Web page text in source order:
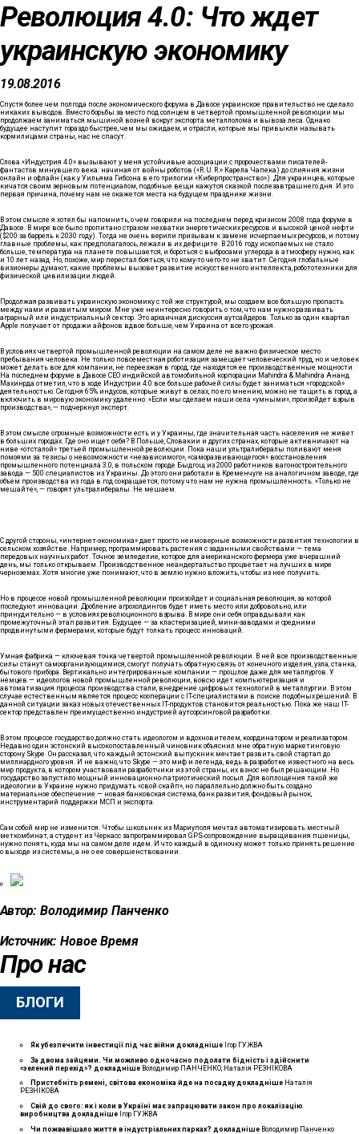
Революция 4.0: Что ждет
украинскую экономику
19.08.2016
Спустя более чем полгода после экономического форума в Давосе украинское правительство не сделало
никаких выводов. Вместо борьбы за место под солнцем в четвертой промышленной революции мы
продолжаем заниматься мышиной возней вокруг экспорта металлолома и вывоза леса. Однако
будущее наступит гораздо быстрее, чем мы ожидаем, и отрасли, которые мы привыкли называть
кормилицами страны, нас не спасут.
Слова «Индустрия 4.0» вызывают у меня устойчивые ассоциации с пророчествами писателей-
фантастов минувшего века: начиная от войны роботов («R. U. R.» Карела Чапека) до слияния жизни
онлайн и офлайн (как у Уильяма Гибсона в его трилогии «Киберпространство»). Для украинцев, которые
кичатся своим зерновым потенциалом, подобные вещи кажутся сказкой послезавтрашнего дня. И это
первая причина, почему нам не окажется места на будущем празднике жизни.
В этом смысле я хотел бы напомнить, о чем говорили на последнем перед кризисом 2008 года форуме в
Давосе. В мире все было пропитано страхом нехватки энергетических ресурсов и высокой ценой нефти
($200 за баррель к 2030 году). Тогда не очень верили призывам к замене исчерпаемых ресурсов, и потому
главные проблемы, как предполагалось, лежали в их дефиците. В 2016 году ископаемых не стало
больше, температура на планете повышается, и бороться с выбросами углерода в атмосферу нужно, как
и 10 лет назад. Но, похоже, мир перестал бояться, что кому-то чего-то не хватит. Сегодня глобальные
визионеры думают, какие проблемы вызовет развитие искусственного интеллекта, робототехники для
физической цивилизации людей.
Продолжая развивать украинскую экономику с той же структурой, мы создаем все большую пропасть
между нами и развитым миром. Мне уже неинтересно говорить о том, что нам нужно развивать
аграрный или индустриальный сектор. Это архаичная дискуссия аутсайдеров. Только за один квартал
Apple получает от продажи айфонов вдвое больше, чем Украина от всего урожая.
В условиях четвертой промышленной революции на самом деле не важно физическое место
пребывания человека. Не только повсеместная роботизация замещает человеческий труд, но и человек
может делать все для компании, не переезжая в город, где находятся ее производственные мощности.
На последнем форуме в Давосе СЕО индийской автомобильной корпорации Mahindra & Mahindra Ананд
Махинрда отметил, что в ходе Индустрии 4.0 все больше рабочей силы будет заниматься «городской»
деятельностью. Сегодня 65% индусов, которые живут в селах, по его мнению, можно не тащить в город, а
включить в мировую экономику удаленно. «Если мы сделаем наши села «умными», произойдет взрыв
производства», — подчеркнул эксперт.
В этом смысле огромные возможности есть и у Украины, где значительная часть населения не живет
в больших городах. Где оно ищет себя? В Польше, Словакии и других странах, которые активничают на
ниве «отсталой» третьей промышленной революции. Пока наши ультралибералы поливают меня
помоями за тезисы о невозможности «независимого», «саморазвивающегося» восстановления
промышленного потенциала 3.0, в польском городе Быдгощ из 2000 работников вагоностроительного
завода — 500 специалистов из Украины. До этого они работали в Кременчуге на аналогичном заводе, где
объем производства из года в год сокращается, потому что нам не нужна промышленность. «Только не
мешайте», — говорят ультралибералы. Не мешаем.
С другой стороны, «интернет-экономика» дает просто неимоверные возможности развития технологии в
сельском хозяйстве. Например, программировать растения с заданными свойствами — тема
передовых научных работ. Точное земледелие, которое для американского фермера уже вчерашний
день, мы только открываем. Производственное неандертальство процветает на лучших в мире
черноземах. Хотя многие уже понимают, что в землю нужно вложить, чтобы из нее получить.
Но в процессе новой промышленной революции произойдет и социальная революция, за которой
последуют инновации. Дробление агрохолдингов будет иметь место или добровольно, или
принудительно — в условиях революционного взрыва. В мире они себя оправдывали как
промежуточный этап развития. Будущее — за кластеризацией, мини-заводами и средними
продвинутыми фермерами, которые будут толкать процесс инноваций.
Умная фабрика — ключевая точка четвертой промышленной революции. В ней все производственные
силы станут самоорганизующимися, смогут получать обратную связь от конечного изделия, узла, станка,
бытового прибора. Вертикально интегрированные компании — прошлое даже для металлургов. У
немцев — идеологов новой промышленной революции, вовсю идет компьютеризация и
автоматизация процесса производства стали, внедрение цифровых технологий в металлургии. В этом
случае естественным является процесс кооперации с IT-специалистами в поиске подобных решений. В
данной ситуации заказ новых отечественных IT-продуктов становится реальностью. Пока же наш IT-
сектор представлен преимущественно индустрией аутсорсинговой разработки.
В этом процессе государство должно стать идеологом и вдохновителем, координатором и реализатором.
Недавно один эстонский высокопоставленный чиновник объяснил мне обратную маркетинговую
сторону Skype. Он рассказал, что каждый эстонский выпускник мечтает развить свой стартап до
миллиардного уровня. И не важно, что Skype — это миф и легенда, ведь в разработке известного на весь
мир продукта, в котором участвовали разработчики из этой страны, их взнос не был решающим. Но
государство запустило мощный инновационно-патриотический посыл. Для воплощения такой же
идеологии в Украине нужно придумать «свой скайп», но параллельно должно быть создано
материальное обеспечение — новая банковская система, банк развития, фондовый рынок,
инструментарий поддержки МСП и экспорта.
Сам собой мир не изменится. Чтобы школьник из Мариуполя мечтал автоматизировать местный
меткомбинат, а студент из Черкасс запрограммировал GPS-сопровождение выращивания пшеницы,
нужно понять, куда мы на самом деле идем. И что каждый в одиночку может только принять решение
о выходе из системы, а не о ее совершенствовании.
Автор: Володимир Панченко
Источник: Новое Время
Про нас
БЛОГИ
Як убезпечити інвестиції під час війни докладнiше Ігор ГУЖВА
За двома зайцями. Чи можливо одночасно подолати бідність і здійснити
«зелений перехід»? докладнiше Володимир ПАНЧЕНКО, Наталія РЕЗНІКОВА
Пристебніть ремені, світова економіка йде на посадкудокладнiше Наталія
РЕЗНІКОВА
Свій до свого: як і коли в Україні має запрацювати закон про локалізацію
виробництва докладнiше Ігор ГУЖВА
Чи пожвавішало життя в індустріальних парках? докладнiше Володимир Панченко